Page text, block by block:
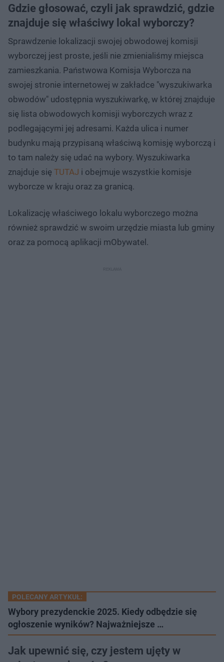
Gdzie głosować, czyli jak sprawdzić, gdzie
znajduje się właściwy lokal wyborczy?
Sprawdzenie lokalizacji swojej obwodowej komisji
wyborczej jest proste, jeśli nie zmienialiśmy miejsca
zamieszkania. Państwowa Komisja Wyborcza na
swojej stronie internetowej w zakładce "wyszukiwarka
obwodów" udostępnia wyszukiwarkę, w której znajduje
się lista obwodowych komisji wyborczych wraz z
podlegającymi jej adresami. Każda ulica i numer
budynku mają przypisaną właściwą komisję wyborczą i
to tam należy się udać na wybory. Wyszukiwarka
znajduje się TUTAJ i obejmuje wszystkie komisje
wyborcze w kraju oraz za granicą.
Lokalizację właściwego lokalu wyborczego można
również sprawdzić w swoim urzędzie miasta lub gminy
oraz za pomocą aplikacji mObywatel.
POLECANY ARTYKUŁ:
Wybory prezydenckie 2025. Kiedy odbędzie się
ogłoszenie wyników? Najważniejsze …
Jak upewnić się, czy jestem ujęty w